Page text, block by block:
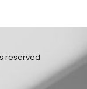
reserved